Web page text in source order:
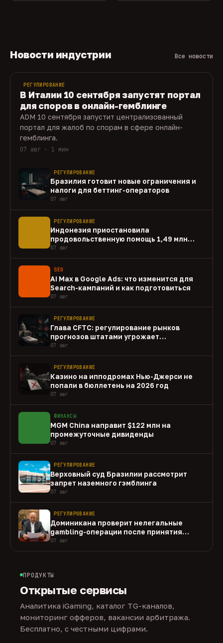
Новости индустрии Все новости
РЕГУЛИРОВАНИЕ
В Италии 10 сентября запустят портал
для споров в онлайн-гемблинге
ADM 10 сентября запустит централизованный
портал для жалоб по спорам в сфере онлайн-
гемблинга.
07 авг · 1 мин
РЕГУЛИРОВАНИЕ
Бразилия готовит новые ограничения и
налоги для беттинг-операторов
07 авг
РЕГУЛИРОВАНИЕ
Индонезия приостановила
продовольственную помощь 1,49 млн
домохозяйств
07 авг
SEO
AI Max в Google Ads: что изменится для
Search-кампаний и как подготовиться
07 авг
РЕГУЛИРОВАНИЕ
Глава CFTC: регулирование рынков
прогнозов штатами угрожает
федеральному рынку
07 авг
РЕГУЛИРОВАНИЕ
Казино на ипподромах Нью-Джерси не
попали в бюллетень на 2026 год
07 авг
ФИНАНСЫ
MGM China направит $122 млн на
промежуточные дивиденды
07 авг
РЕГУЛИРОВАНИЕ
Верховный суд Бразилии рассмотрит
запрет наземного гэмблинга
07 авг
РЕГУЛИРОВАНИЕ
Доминикана проверит нелегальные
gambling-операции после принятия
закона
07 авг
ПРОДУКТЫ
Открытые сервисы
Аналитика iGaming, каталог TG-каналов,
мониторинг офферов, вакансии арбитража.
Бесплатно, с честными цифрами.